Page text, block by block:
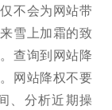
不会为网站带
雪上加霜的致
查询到网站降
网站降权不要
、分析近期操